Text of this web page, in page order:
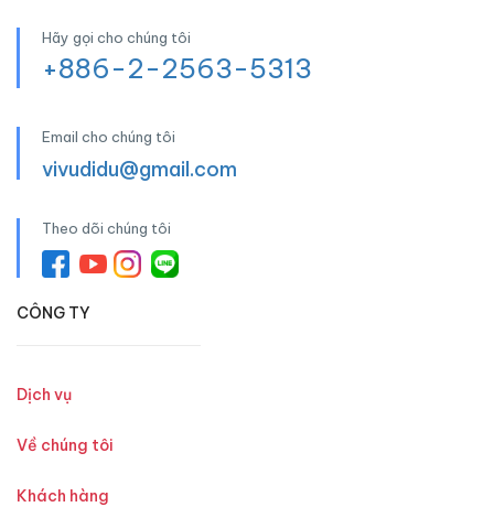
Hãy gọi cho chúng tôi
+886-2-2563-5313
Email cho chúng tôi
vivudidu@gmail.com
Theo dõi chúng tôi
CÔNG TY
Dịch vụ
Về chúng tôi
Khách hàng